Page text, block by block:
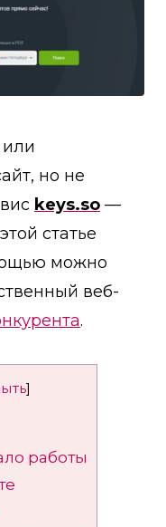
но не
keys.so —
статье
можно
веб-
.
]
работы